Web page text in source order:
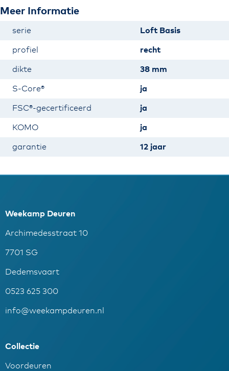
Meer Informatie
serie Loft Basis
profiel recht
dikte 38 mm
S-Core® ja
FSC®-gecertificeerd ja
KOMO ja
garantie 12 jaar
Weekamp Deuren
Archimedesstraat 10
7701 SG
Dedemsvaart
0523 625 300
info@weekampdeuren.nl
Collectie
Voordeuren